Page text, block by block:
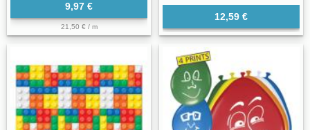
9,97 €
21,50 € / m
12,59 €